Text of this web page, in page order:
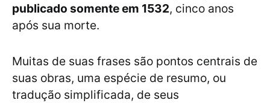
publicado somente em 1532, cinco anos
após sua morte.
Muitas de suas frases são pontos centrais de
suas obras, uma espécie de resumo, ou
tradução simplificada, de seus